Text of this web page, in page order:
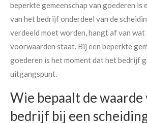
beperkte gemeenschap van goederen is
van het bedrijf onderdeel van de
verdeeld moet worden, hangt af van wat
voorwaarden staat. Bij een beperkte
goederen is het moment dat het bedrijf
uitgangspunt.
Wie bepaalt de waarde
bedrijf bij een